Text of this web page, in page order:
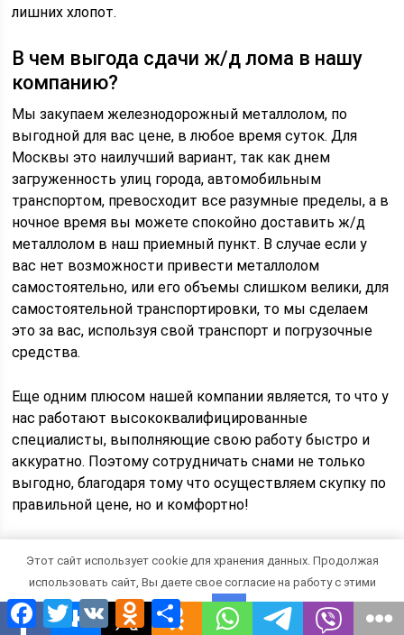
лишних хлопот.
В чем выгода сдачи ж/д лома в нашу
компанию?
Мы закупаем железнодорожный металлолом, по
выгодной для вас цене, в любое время суток. Для
Москвы это наилучший вариант, так как днем
загруженность улиц города, автомобильным
транспортом, превосходит все разумные пределы, а в
ночное время вы можете спокойно доставить ж/д
металлолом в наш приемный пункт. В случае если у
вас нет возможности привести металлолом
самостоятельно, или его объемы слишком велики, для
самостоятельной транспортировки, то мы сделаем
это за вас, используя свой транспорт и погрузочные
средства.
Еще одним плюсом нашей компании является, то что у
нас работают высококвалифицированные
специалисты, выполняющие свою работу быстро и
аккуратно. Поэтому сотрудничать снами не только
выгодно, благодаря тому что осуществляем скупку по
правильной цене, но и комфортно!
Сдавая ж/д металлолом соблюдайте
законодательство
Законом установлено, что железнодорожный лом
можно сдавать только с документами
Facebook
TwitterVK Odnoklassniki
Отправить
Этот сайт использует cookie для хранения данных. Продолжая
использовать сайт, Вы даете свое согласие на работу с этими
файлами.
OK